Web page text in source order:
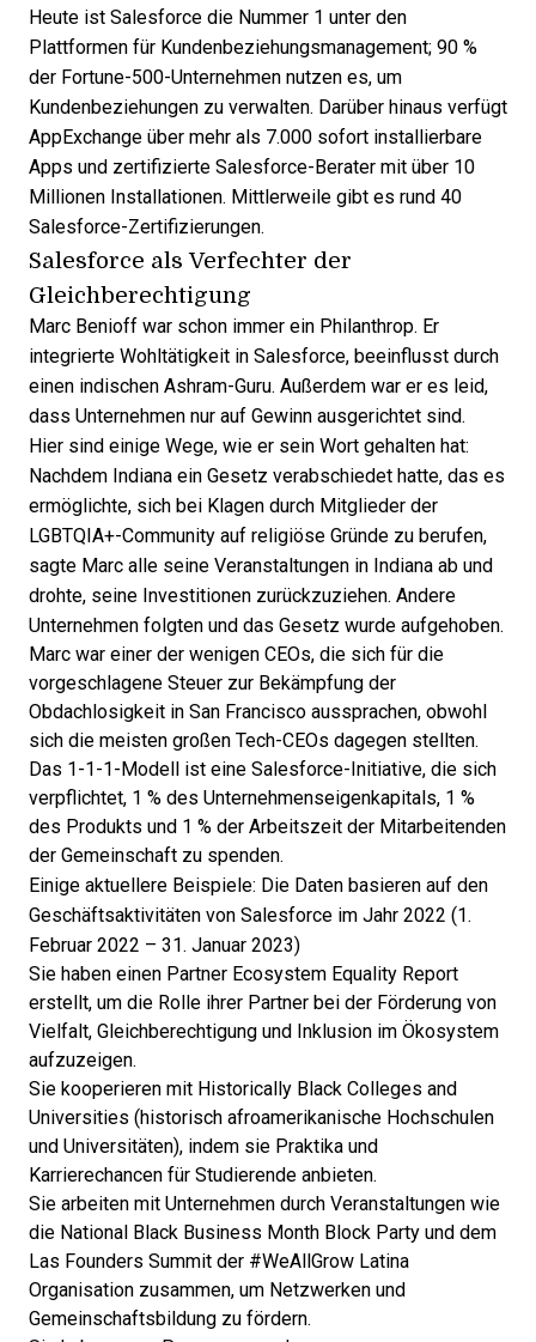
Heute ist Salesforce die Nummer 1 unter den
Plattformen für Kundenbeziehungsmanagement; 90 %
der Fortune-500-Unternehmen nutzen es, um
Kundenbeziehungen zu verwalten. Darüber hinaus verfügt
AppExchange über mehr als 7.000 sofort installierbare
Apps und zertifizierte Salesforce-Berater mit über 10
Millionen Installationen. Mittlerweile gibt es rund 40
Salesforce-Zertifizierungen.
Salesforce als Verfechter der
Gleichberechtigung
Marc Benioff war schon immer ein Philanthrop. Er
integrierte Wohltätigkeit in Salesforce, beeinflusst durch
einen indischen Ashram-Guru. Außerdem war er es leid,
dass Unternehmen nur auf Gewinn ausgerichtet sind.
Hier sind einige Wege, wie er sein Wort gehalten hat:
Nachdem Indiana ein Gesetz verabschiedet hatte, das es
ermöglichte, sich bei Klagen durch Mitglieder der
LGBTQIA+-Community auf religiöse Gründe zu berufen,
sagte Marc alle seine Veranstaltungen in Indiana ab und
drohte, seine Investitionen zurückzuziehen. Andere
Unternehmen folgten und das Gesetz wurde aufgehoben.
Marc war einer der wenigen CEOs, die sich für die
vorgeschlagene Steuer zur Bekämpfung der
Obdachlosigkeit in San Francisco aussprachen, obwohl
sich die meisten großen Tech-CEOs dagegen stellten.
Das 1-1-1-Modell
ist eine Salesforce-Initiative, die sich
verpflichtet, 1 % des Unternehmenseigenkapitals, 1 %
des Produkts und 1 % der Arbeitszeit der Mitarbeitenden
der Gemeinschaft zu spenden.
Einige aktuellere Beispiele: Die Daten basieren auf den
Geschäftsaktivitäten von Salesforce im Jahr 2022 (1.
Februar 2022 – 31. Januar 2023)
Sie haben einen Partner Ecosystem Equality Report
erstellt, um die Rolle ihrer Partner bei der Förderung von
Vielfalt, Gleichberechtigung und Inklusion im Ökosystem
aufzuzeigen.
Sie kooperieren mit Historically Black Colleges and
Universities (historisch afroamerikanische Hochschulen
und Universitäten), indem sie Praktika und
Karrierechancen für Studierende anbieten.
Sie arbeiten mit Unternehmen durch Veranstaltungen wie
die National Black Business Month Block Party und dem
Las Founders Summit der #WeAllGrow Latina
Organisation zusammen, um Netzwerken und
Gemeinschaftsbildung zu fördern.